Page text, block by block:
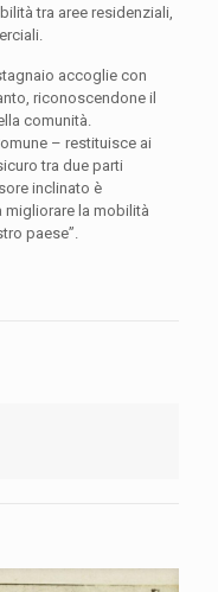
tra aree residenziali,
accoglie con
riconoscendone il
comunità.
– restituisce ai
tra due parti
inclinato è
migliorare la mobilità
paese”.